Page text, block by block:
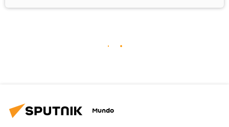
Mundo